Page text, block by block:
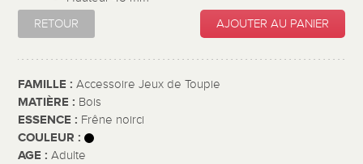
RETOUR
AJOUTER AU PANIER
FAMILLE :Accessoire Jeux de Toupie
MATIÈRE : Bois
ESSENCE : Frêne noirci
COULEUR :
AGE :Adulte